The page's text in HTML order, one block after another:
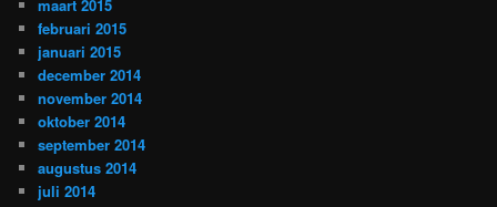
maart 2015
februari 2015
januari 2015
december 2014
november 2014
oktober 2014
september 2014
augustus 2014
juli 2014